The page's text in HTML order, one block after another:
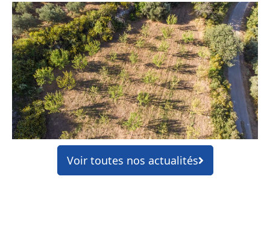
Voir toutes nos actualités